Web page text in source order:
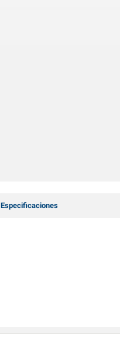
Especificaciones